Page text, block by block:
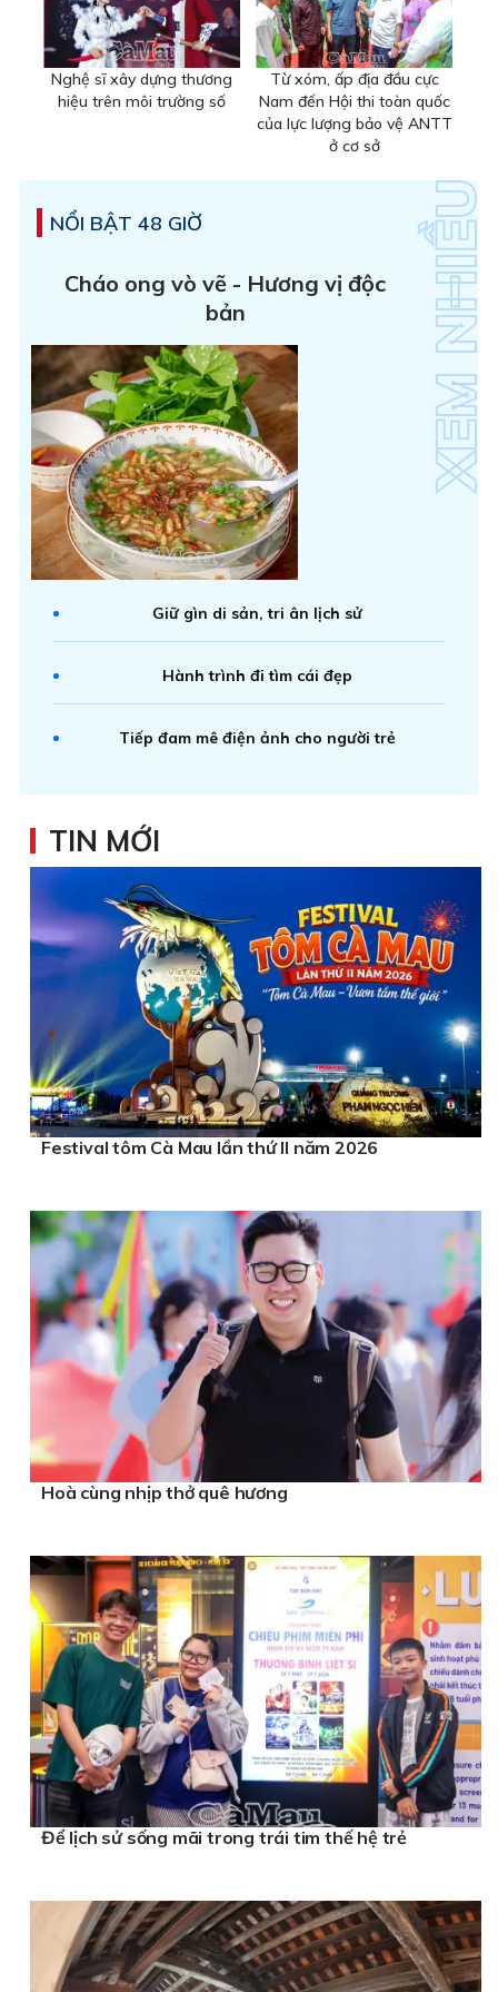
Nghệ sĩ xây dựng thương
hiệu trên môi trường số
Từ xóm, ấp địa đầu cực
Nam đến Hội thi toàn quốc
của lực lượng bảo vệ ANTT
ở cơ sở
NỔI BẬT 48 GIỜ
Cháo ong vò vẽ - Hương vị độc
bản
Giữ gìn di sản, tri ân lịch sử
Hành trình đi tìm cái đẹp
Tiếp đam mê điện ảnh cho người trẻ
TIN MỚI
Festival tôm Cà Mau lần thứ II năm 2026
Hoà cùng nhịp thở quê hương
Để lịch sử sống mãi trong trái tim thế hệ trẻ